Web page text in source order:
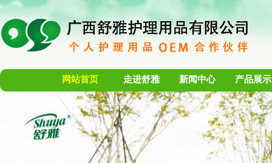
网站首页 走进舒雅 新闻中心 产品展示